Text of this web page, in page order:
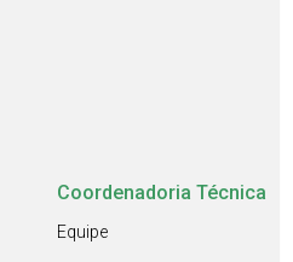
Coordenadoria Técnica
Equipe